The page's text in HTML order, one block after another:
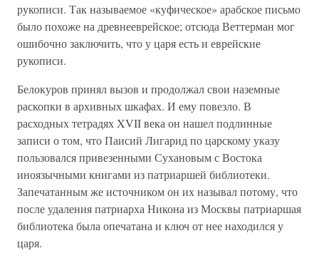
рукописи. Так называемое «куфическое» арабское письмо
было похоже на древнееврейское; отсюда Веттерман мог
ошибочно заключить, что у царя есть и еврейские
рукописи.
Белокуров принял вызов и продолжал свои наземные
раскопки в архивных шкафах. И ему повезло. В
расходных тетрадях XVII века он нашел подлинные
записи о том, что Паисий Лигарид по царскому указу
пользовался привезенными Сухановым с Востока
иноязычными книгами из патриаршей библиотеки.
Запечатанным же источником он их называл потому, что
после удаления патриарха Никона из Москвы патриаршая
библиотека была опечатана и ключ от нее находился у
царя.